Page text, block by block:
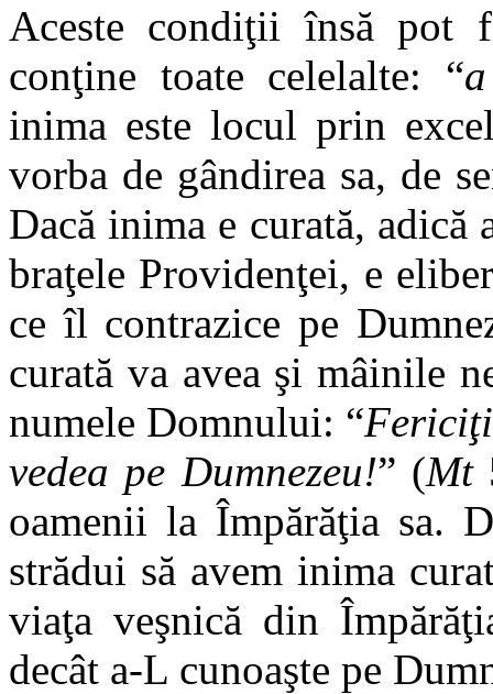
Aceste condiţii însă pot
conţine toate celelalte: “
inima este locul prin
vorba de gândirea sa, de
Dacă inima e curată, adică
braţele Providenţei, e
ce îl contrazice pe
curată va avea şi mâinile
numele Domnului: “
vedea pe Dumnezeu!” (Mt
oamenii la Împărăţia sa.
strădui să avem inima
viaţa veşnică din
decât a-L cunoaşte pe